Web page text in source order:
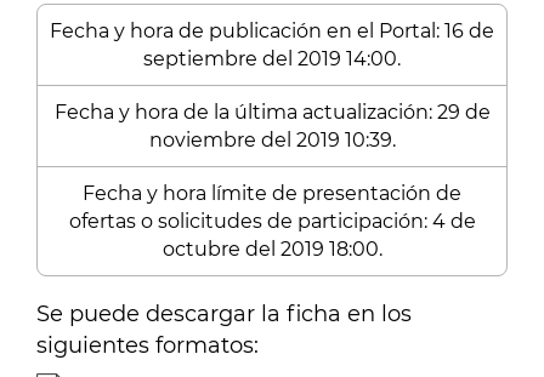
Fecha y hora de publicación en el Portal: 16 de
septiembre del 2019 14:00.
Fecha y hora de la última actualización: 29 de
noviembre del 2019 10:39.
Fecha y hora límite de presentación de
ofertas o solicitudes de participación: 4 de
octubre del 2019 18:00.
Se puede descargar la ficha en los
siguientes formatos: